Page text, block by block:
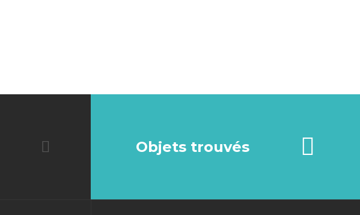
Objets trouvés